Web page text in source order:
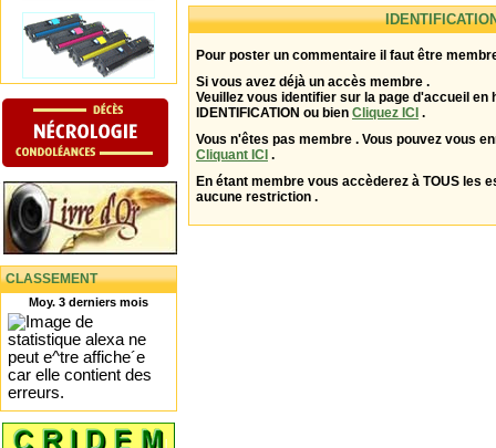
CLASSEMENT
Moy. 3 derniers mois
Pour poster un commentaire il faut être
Si vous avez déjà un accès membre .
Veuillez vous identifier sur la page d'accueil en
IDENTIFICATION ou bien Cliquez ICI .
Vous n'êtes pas membre . Vous pouvez vous
Cliquant ICI .
En étant membre vous accèderez à TOUS les
aucune restriction .